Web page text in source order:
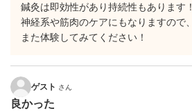
鍼灸は即効性があり持続性もあります！
神経系や筋肉のケアにもなりますので、
また体験してみてください！
ゲスト さん
良かった